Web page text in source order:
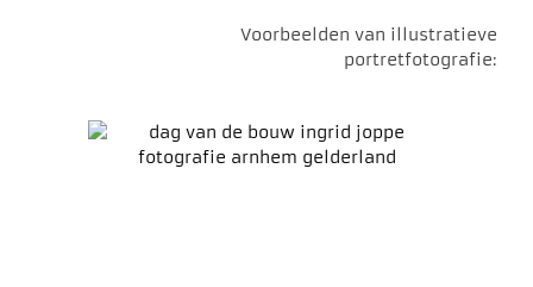
Voorbeelden van illustratieve
portretfotografie: